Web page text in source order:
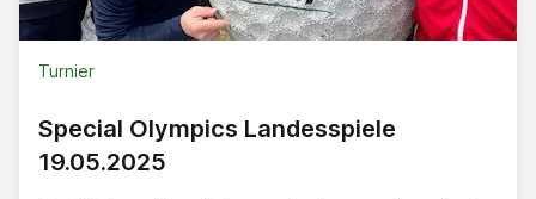
Turnier
Special Olympics Landesspiele
19.05.2025